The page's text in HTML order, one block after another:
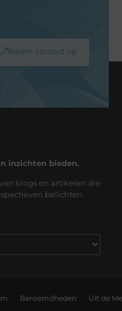
Neem contact op
inzichten bieden.
blogs en artikelen die
belichten.
Beroemdheden Uit de